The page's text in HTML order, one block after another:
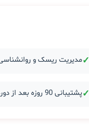
✓مدیریت ریسک و
✓پشتیبانی 90 روزه بعد از دوره